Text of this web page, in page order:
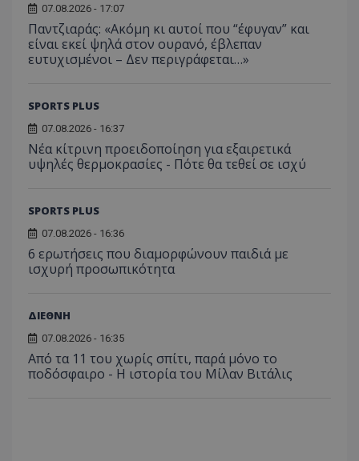
07.08.2026 - 17:07
Παντζιαράς: «Ακόμη κι αυτοί που “έφυγαν” και
είναι εκεί ψηλά στον ουρανό, έβλεπαν
ευτυχισμένοι – Δεν περιγράφεται…»
SPORTS PLUS
07.08.2026 - 16:37
Νέα κίτρινη προειδοποίηση για εξαιρετικά
υψηλές θερμοκρασίες - Πότε θα τεθεί σε ισχύ
SPORTS PLUS
07.08.2026 - 16:36
6 ερωτήσεις που διαμορφώνουν παιδιά με
ισχυρή προσωπικότητα
ΔΙΕΘΝΗ
07.08.2026 - 16:35
Από τα 11 του χωρίς σπίτι, παρά μόνο το
ποδόσφαιρο - Η ιστορία του Μίλαν Βιτάλις